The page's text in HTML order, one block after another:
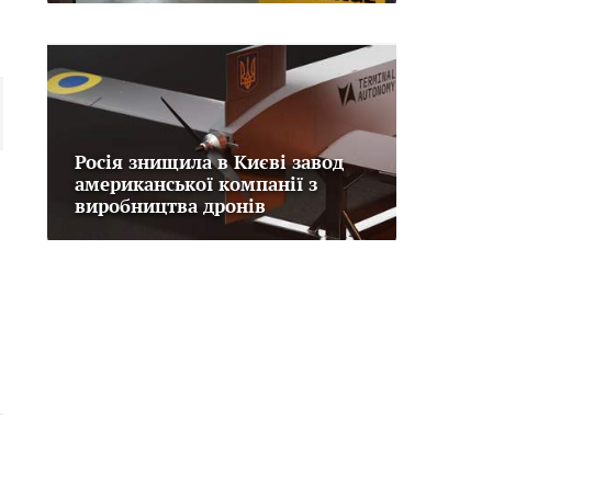
Росія знищила в Києві завод
американської компанії з
виробництва дронів